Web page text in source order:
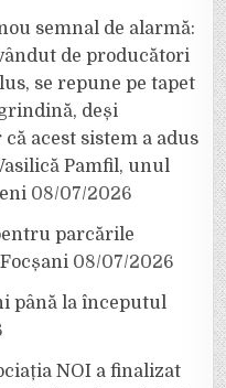
semnal de alarmă:
de producători
se repune pe tapet
deși
acest sistem a adus
Pamfil, unul
08/07/2026
parcările
08/07/2026
până la începutul
NOI a finalizat